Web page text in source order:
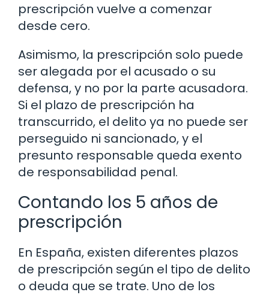
prescripción vuelve a comenzar
desde cero.
Asimismo, la prescripción solo puede
ser alegada por el acusado o su
defensa, y no por la parte acusadora.
Si el plazo de prescripción ha
transcurrido, el delito ya no puede ser
perseguido ni sancionado, y el
presunto responsable queda exento
de responsabilidad penal.
Contando los 5 años de
prescripción
En España, existen diferentes plazos
de prescripción según el tipo de delito
o deuda que se trate. Uno de los